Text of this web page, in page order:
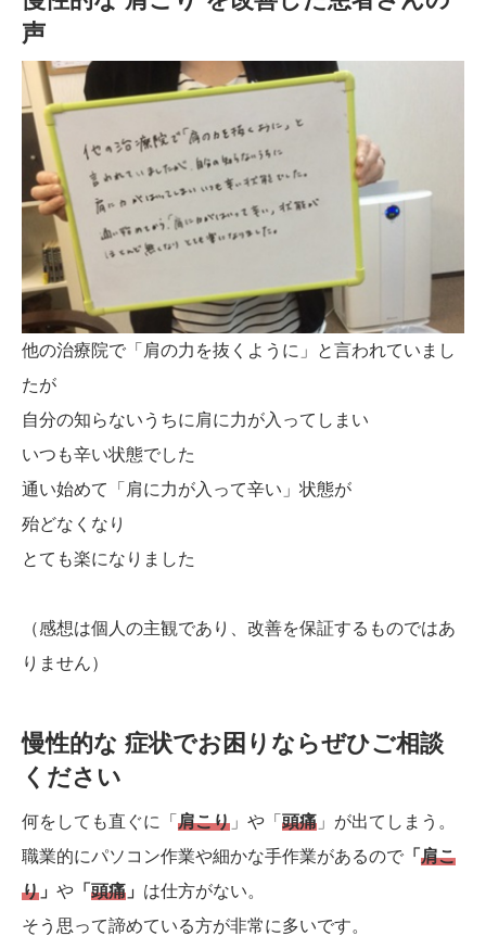
声
他の治療院で「肩の力を抜くように」と言われていまし
たが
自分の知らないうちに肩に力が入ってしまい
いつも辛い状態でした
通い始めて「肩に力が入って辛い」状態が
殆どなくなり
とても楽になりました
（感想は個人の主観であり、改善を保証するものではあ
りません）
慢性的な 症状でお困りならぜひご相談
ください
何をしても直ぐに「 肩こり 」や「 頭痛 」が出てしまう。
職業的にパソコン作業や細かな手作業があるので 「 肩こ
り 」 や 「 頭痛 」 は仕方がない。
そう思って諦めている方が非常に多いです。